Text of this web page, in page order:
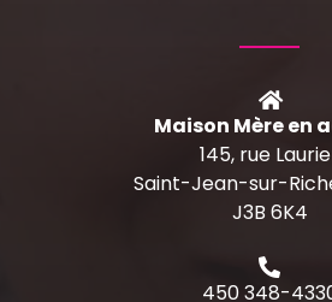
Maison Mère en
145, rue
Saint-Jean-sur-
J3B 6K4
450 348-